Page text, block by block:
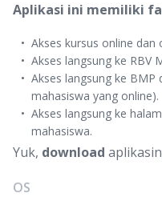
Aplikasi ini memiliki
Akses kursus online dan
Akses langsung ke RBV
Akses langsung ke
mahasiswa yang online).
Akses langsung ke
mahasiswa.
Yuk, download
OS